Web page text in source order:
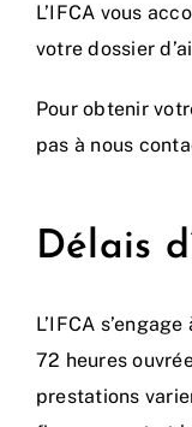
L’IFCA vous
votre dossier
Pour obtenir
pas à nous
Délais
L’IFCA
72 heures
prestations